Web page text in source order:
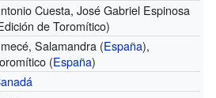
Cuesta, José Gabriel Espinosa
de Toromítico)
Salamandra (España),
(España)